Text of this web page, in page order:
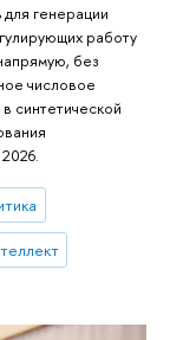
генерации
работу
без
числовое
синтетической